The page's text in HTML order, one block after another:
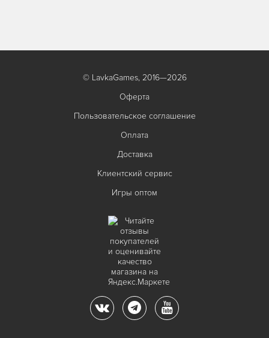
© LavkaGames, 2016—2026
Оферта
Пользовательское соглашение
Оплата
Доставка
Клиентский сервис
Игры оптом